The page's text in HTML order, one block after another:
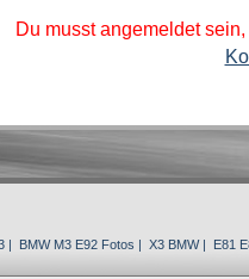
Du musst angemeldet
| BMW M3 E92Fotos | X3 BMW| E81